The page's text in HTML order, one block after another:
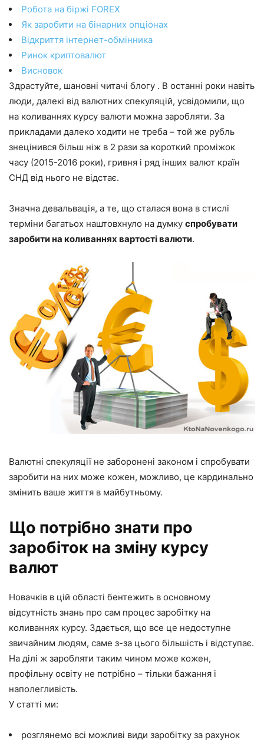
Робота на біржі FOREX
Як заробити на бінарних опціонах
Відкриття інтернет-обмінника
Ринок криптовалют
Висновок
Здрастуйте, шановні читачі блогу . В останні роки навіть
люди, далекі від валютних спекуляцій, усвідомили, що
на коливаннях курсу валюти можна заробляти. За
прикладами далеко ходити не треба – той же рубль
знецінився більш ніж в 2 рази за короткий проміжок
часу (2015-2016 роки), гривня і ряд інших валют країн
СНД від нього не відстає.
Значна девальвація, а те, що сталася вона в стислі
терміни багатьох наштовхнуло на думку спробувати
заробити на коливаннях вартості валюти.
Валютні спекуляції не заборонені законом і спробувати
заробити на них може кожен, можливо, це кардинально
змінить ваше життя в майбутньому.
Що потрібно знати про
заробіток на зміну курсу
валют
Новачків в цій області бентежить в основному
відсутність знань про сам процес заробітку на
коливаннях курсу. Здається, що все це недоступне
звичайним людям, саме з-за цього більшість і відступає.
На ділі ж заробляти таким чином може кожен,
профільну освіту не потрібно – тільки бажання і
наполегливість.
У статті ми:
розглянемо всі можливі види заробітку за рахунок